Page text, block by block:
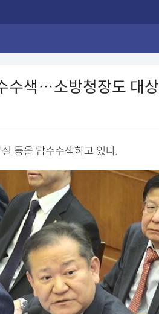
수색…소방청장도 대상
등을 압수수색하고 있다.